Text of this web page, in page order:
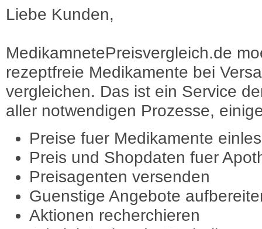
Liebe Kunden,
MedikamnetePreisvergleich.de
rezeptfreie Medikamente bei
vergleichen. Das ist ein Service
aller notwendigen Prozesse,
Preise fuer Medikamente
Preis und Shopdaten fuer
Preisagenten versenden
Guenstige Angebote
Aktionen recherchieren